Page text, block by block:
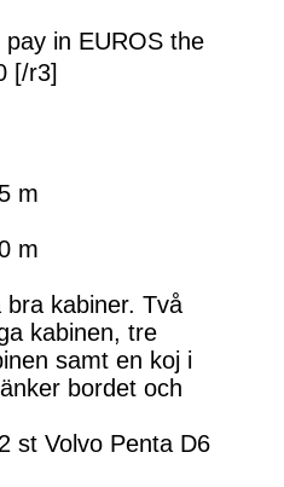
in EUROS the
r3]
m
m
kabiner. Två
kabinen, tre
samt en koj i
bordet och
st Volvo Penta D6